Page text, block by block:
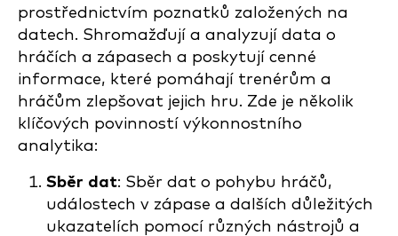
prostřednictvím poznatků založených na
datech. Shromažďují a analyzují data o
hráčích a zápasech a poskytují cenné
informace, které pomáhají trenérům a
hráčům zlepšovat jejich hru. Zde je několik
klíčových povinností výkonnostního
analytika:
Sběr dat: Sběr dat o pohybu hráčů,
událostech v zápase a dalších důležitých
ukazatelích pomocí různých nástrojů a